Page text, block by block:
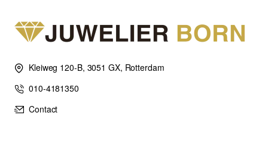
Kleiweg 120-B, 3051 GX, Rotterdam
010-4181350
Contact